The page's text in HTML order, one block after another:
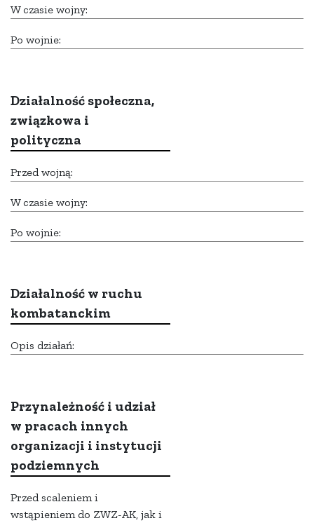
W czasie wojny:
Po wojnie:
Działalność społeczna,
związkowa i
polityczna
Przed wojną:
W czasie wojny:
Po wojnie:
Działalność w ruchu
kombatanckim
Opis działań:
Przynależność i udział
w pracach innych
organizacji i instytucji
podziemnych
Przed scaleniem i
wstąpieniem do ZWZ-AK, jak i